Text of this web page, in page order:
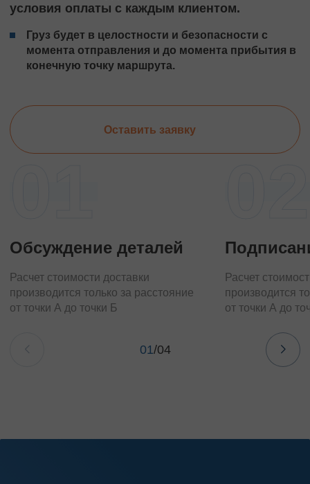
условия оплаты с каждым клиентом.
Груз будет в целостности и безопасности с
момента отправления и до момента прибытия в
конечную точку маршрута.
Оставить заявку
Обсуждение деталей
Расчет стоимости доставки
производится только за расстояние
от точки А до точки Б
Расчет
производится
от точки А до
01/04